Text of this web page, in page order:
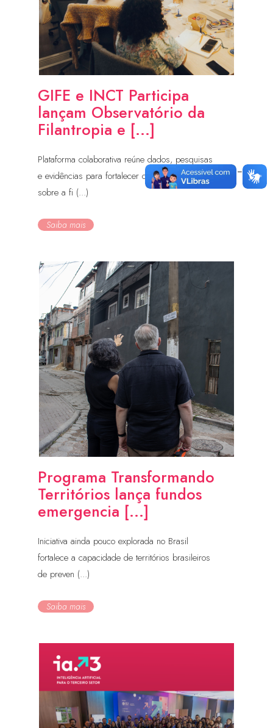
GIFE e INCT Participa
lançam Observatório da
Filantropia e [...]
Plataforma colaborativa reúne dados, pesquisas
e evidências para fortalecer o conhecimento
sobre a fi (...)
Saiba mais
Programa Transformando
Territórios lança fundos
emergencia [...]
Iniciativa ainda pouco explorada no Brasil
fortalece a capacidade de territórios brasileiros
de preven (...)
Saiba mais